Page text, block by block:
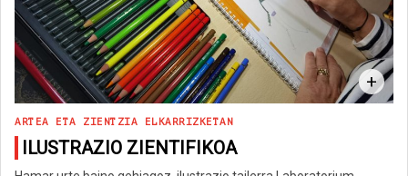
+
ARTEA ETA ZIENTZIA ELKARRIZKETAN
ILUSTRAZIO ZIENTIFIKOA